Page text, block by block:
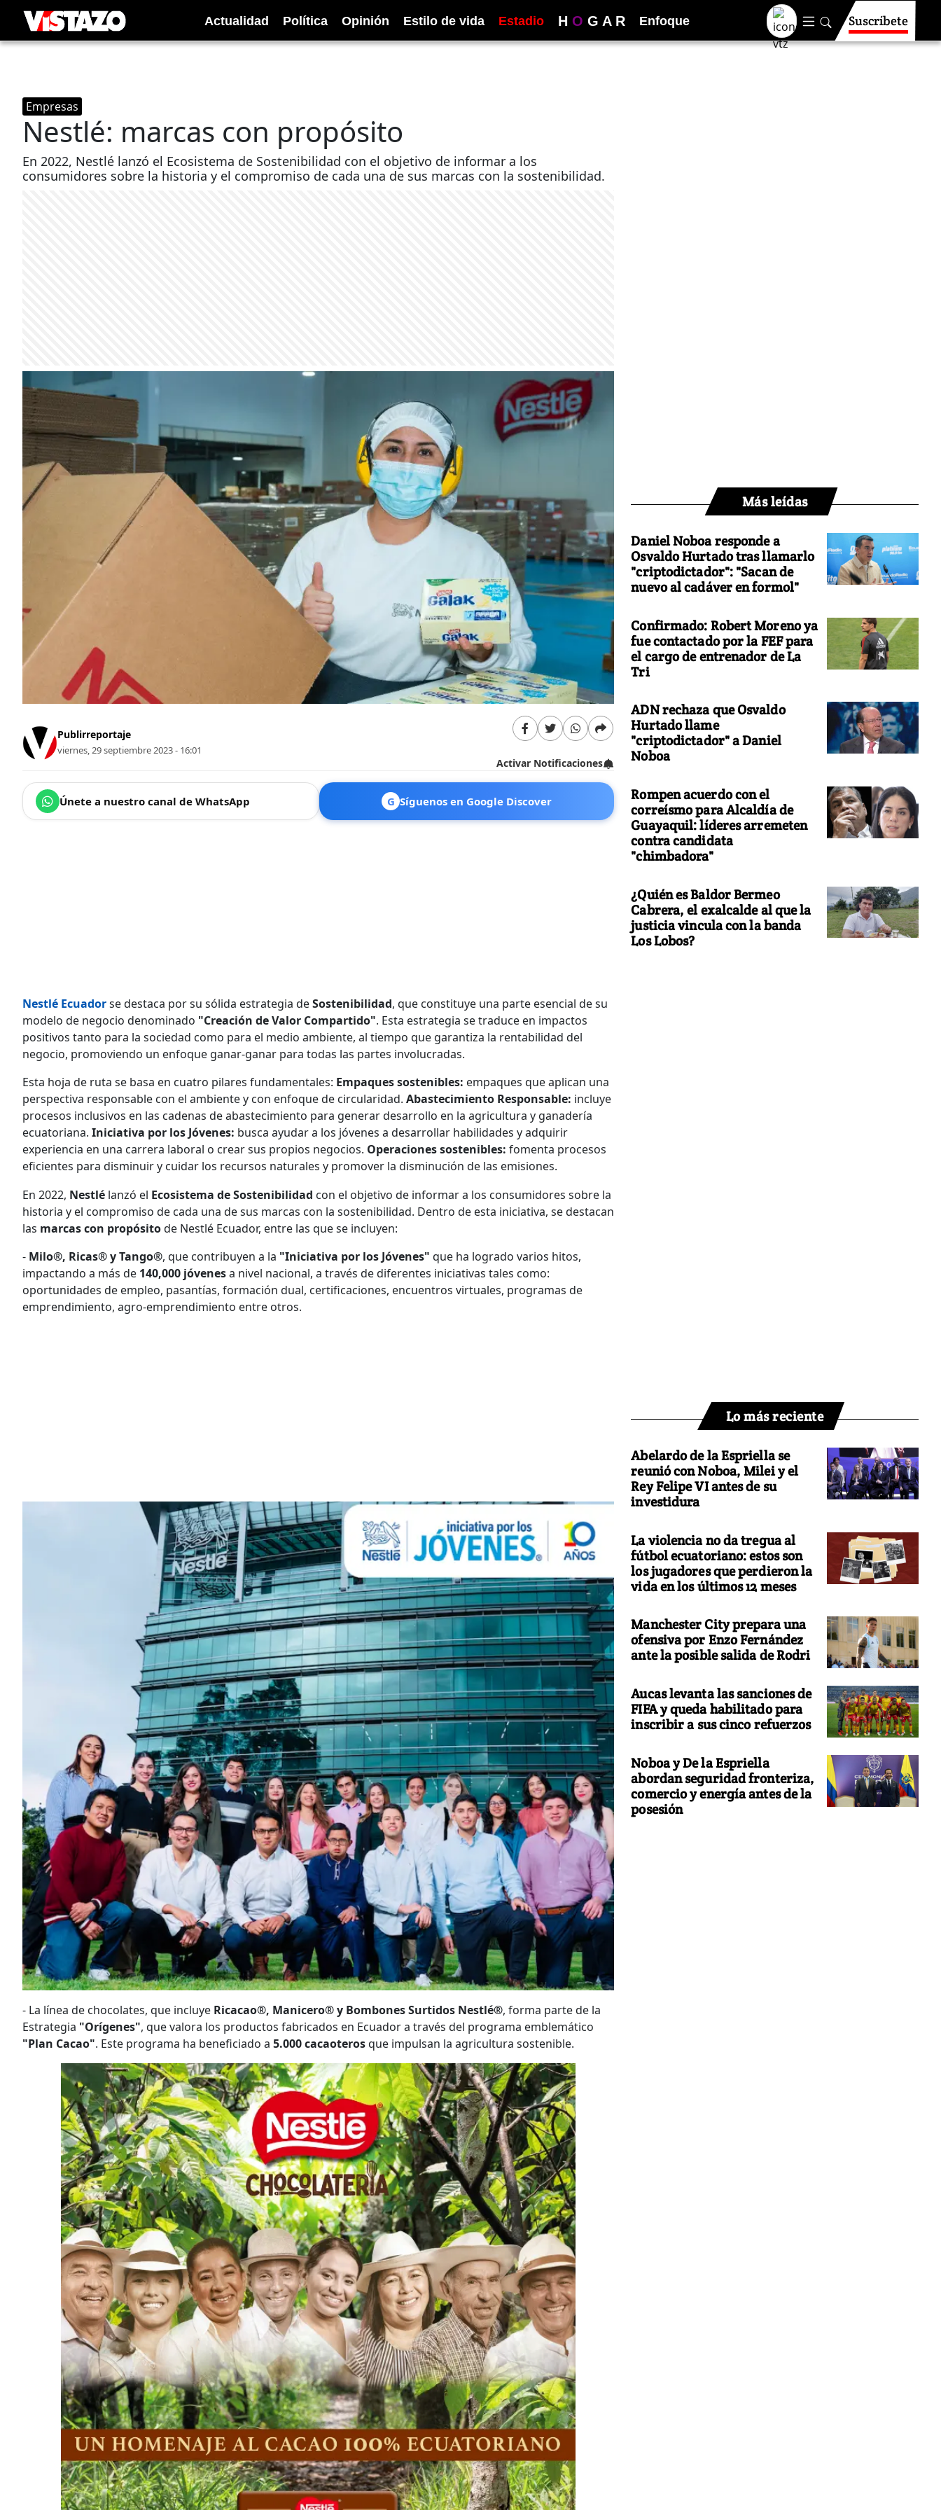
Actualidad Política Opinión Estilo de vida Estadio H O G A R Enfoque Suscríbete
Empresas
Nestlé: marcas con propósito
En 2022, Nestlé lanzó el Ecosistema de Sostenibilidad con el objetivo de informar a los
consumidores sobre la historia y el compromiso de cada una de sus marcas con la sostenibilidad.
Publirreportaje
viernes, 29 septiembre 2023 - 16:01
Activar Notificaciones
Únete a nuestro canal de WhatsApp G Síguenos en Google Discover
Nestlé Ecuadorse destaca por su sólida estrategia deSostenibilidad, que constituye una parte esencial de su
modelo de negocio denominado "Creación de Valor Compartido". Esta estrategia se traduce en impactos
positivos tanto para la sociedad como para el medio ambiente, al tiempo que garantiza la rentabilidad del
negocio, promoviendo un enfoque ganar-ganar para todas las partes involucradas.
Esta hoja de ruta se basa en cuatro pilares fundamentales: Empaques sostenibles: empaques que aplican una
perspectiva responsable con el ambiente y con enfoque de circularidad. Abastecimiento Responsable: incluye
procesos inclusivos en las cadenas de abastecimiento para generar desarrollo en la agricultura y ganadería
ecuatoriana. Iniciativa por los Jóvenes: busca ayudar a los jóvenes a desarrollar habilidades y adquirir
experiencia en una carrera laboral o crear sus propios negocios. Operaciones sostenibles: fomenta procesos
eficientes para disminuir y cuidar los recursos naturales y promover la disminución de las emisiones.
En 2022, Nestlé lanzó el Ecosistema de Sostenibilidad con el objetivo de informar a los consumidores sobre la
historia y el compromiso de cada una de sus marcas con la sostenibilidad. Dentro de esta iniciativa, se destacan
las marcas con propósitode Nestlé Ecuador, entre las que se incluyen:
- Milo®, Ricas® y Tango®, que contribuyen a la "Iniciativa por los Jóvenes" que ha logrado varios hitos,
impactando a más de 140,000 jóvenesa nivel nacional, a través de diferentes iniciativas tales como:
oportunidades de empleo, pasantías, formación dual, certificaciones, encuentros virtuales, programas de
emprendimiento, agro-emprendimiento entre otros.
- La línea de chocolates, que incluye Ricacao®, Manicero® y Bombones Surtidos Nestlé®, forma parte de la
Estrategia "Orígenes", que valora los productos fabricados en Ecuador a través del programa emblemático
"Plan Cacao". Este programa ha beneficiado a 5.000 cacaoterosque impulsan la agricultura sostenible.
Más leídas
Daniel Noboa responde a
Osvaldo Hurtado tras llamarlo
"criptodictador": "Sacan de
nuevo al cadáver en formol"
Confirmado: Robert Moreno ya
fue contactado por la FEF para
el cargo de entrenador de La
Tri
ADN rechaza que Osvaldo
Hurtado llame
"criptodictador" a Daniel
Noboa
Rompen acuerdo con el
correísmo para Alcaldía de
Guayaquil: líderes arremeten
contra candidata
"chimbadora"
¿Quién es Baldor Bermeo
Cabrera, el exalcalde al que la
justicia vincula con la banda
Los Lobos?
Lo más reciente
Abelardo de la Espriella se
reunió con Noboa, Milei y el
Rey Felipe VI antes de su
investidura
La violencia no da tregua al
fútbol ecuatoriano: estos son
los jugadores que perdieron la
vida en los últimos 12 meses
Manchester City prepara una
ofensiva por Enzo Fernández
ante la posible salida de Rodri
Aucas levanta las sanciones de
FIFA y queda habilitado para
inscribir a sus cinco refuerzos
Noboa y De la Espriella
abordan seguridad fronteriza,
comercio y energía antes de la
posesión